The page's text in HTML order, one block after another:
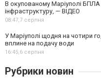
В окупованому Маріуполі БПЛА
інфраструктуру, — ВІДЕО
08:47,7 серпня
У Маріуполі щодня на чотири
вплине на подачу води
16:45,6 серпня
Рубрики новин